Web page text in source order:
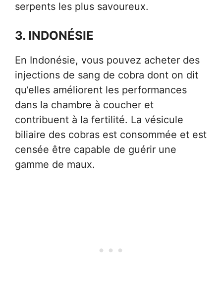
serpents les plus savoureux.
3. INDONÉSIE
En Indonésie, vous pouvez acheter des
injections de sang de cobra dont on dit
qu’elles améliorent les performances
dans la chambre à coucher et
contribuent à la fertilité. La vésicule
biliaire des cobras est consommée et est
censée être capable de guérir une
gamme de maux.